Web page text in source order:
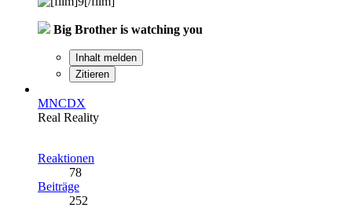
Big Brother is watching you
Inhalt melden
Zitieren
MNCDX
Real Reality
Reaktionen
78
Beiträge
252